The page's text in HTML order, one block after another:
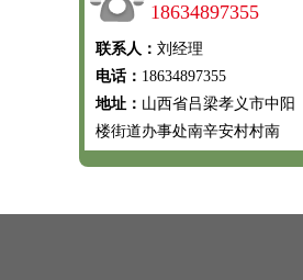
18634897355
联系人： 刘经理
电话： 18634897355
地址： 山西省吕梁孝义市中阳
楼街道办事处南辛安村村南